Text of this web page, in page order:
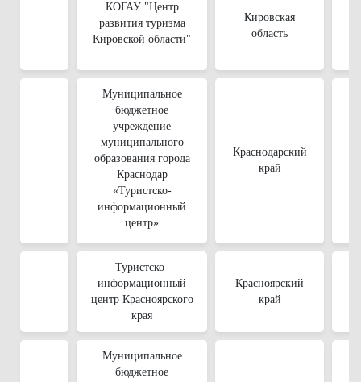
КОГАУ "Центр
развития туризма
Кировской области"
Кировская
область
Муниципальное
бюджетное
учреждение
муниципального
образования города
Краснодар
«Туристско-
информационный
центр»
Краснодарский
край
Туристско-
информационный
центр Красноярского
края
Красноярский
край
Муниципальное
бюджетное